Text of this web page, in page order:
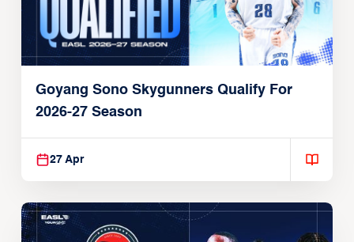
Goyang Sono Skygunners Qualify For
2026-27 Season
27 Apr